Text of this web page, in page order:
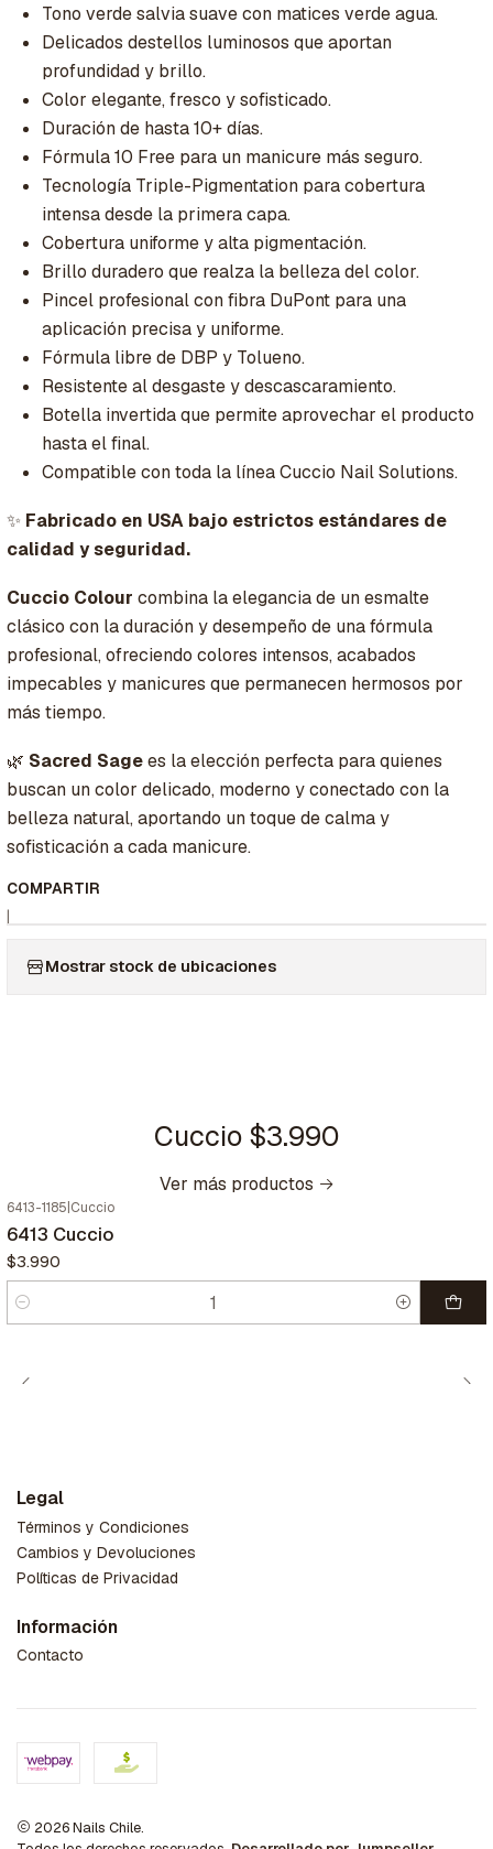
Tono verde salvia suave con matices verde agua.
Delicados destellos luminosos que aportan
profundidad y brillo.
Color elegante, fresco y sofisticado.
Duración de hasta 10+ días.
Fórmula 10 Free para un manicure más seguro.
Tecnología Triple-Pigmentation para cobertura
intensa desde la primera capa.
Cobertura uniforme y alta pigmentación.
Brillo duradero que realza la belleza del color.
Pincel profesional con fibra DuPont para una
aplicación precisa y uniforme.
Fórmula libre de DBP y Tolueno.
Resistente al desgaste y descascaramiento.
Botella invertida que permite aprovechar el producto
hasta el final.
Compatible con toda la línea Cuccio Nail Solutions.
✨ Fabricado en USA bajo estrictos estándares de
calidad y seguridad.
Cuccio Colour combina la elegancia de un esmalte
clásico con la duración y desempeño de una fórmula
profesional, ofreciendo colores intensos, acabados
impecables y manicures que permanecen hermosos por
más tiempo.
🌿 Sacred Sagees la elección perfecta para quienes
buscan un color delicado, moderno y conectado con la
belleza natural, aportando un toque de calma y
sofisticación a cada manicure.
COMPARTIR
|
Mostrar stock de ubicaciones
Cuccio $3.990
Ver más productos
6413-1185 Cuccio
6413 Cuccio
$3.990
Cantidad
Legal
Términos y Condiciones
Cambios y Devoluciones
Políticas de Privacidad
Información
Contacto
2026 Nails Chile.